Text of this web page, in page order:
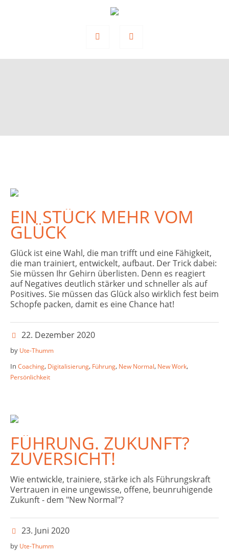
EIN STÜCK MEHR VOM
GLÜCK
Glück ist eine Wahl, die man trifft und eine Fähigkeit,
die man trainiert, entwickelt, aufbaut. Der Trick dabei:
Sie müssen Ihr Gehirn überlisten. Denn es reagiert
auf Negatives deutlich stärker und schneller als auf
Positives. Sie müssen das Glück also wirklich fest beim
Schopfe packen, damit es eine Chance hat!
22. Dezember 2020
by Ute-Thumm
In Coaching, Digitalisierung, Führung, New Normal, New Work,
Persönlichkeit
FÜHRUNG. ZUKUNFT?
ZUVERSICHT!
Wie entwickle, trainiere, stärke ich als Führungskraft
Vertrauen in eine ungewisse, offene, beunruhigende
Zukunft - dem "New Normal"?
23. Juni 2020
by Ute-Thumm